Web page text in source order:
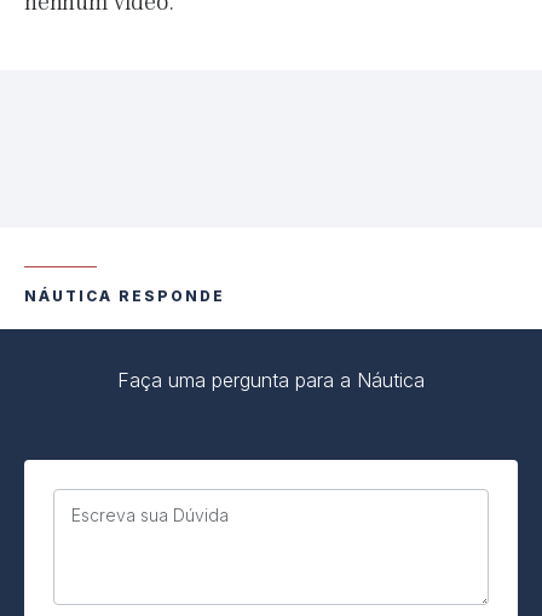
NÁUTICA RESPONDE
Faça uma pergunta para a Náutica
Escreva sua Dúvida